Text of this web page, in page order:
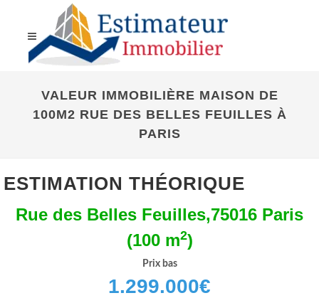
VALEUR IMMOBILIÈRE MAISON DE
100M2 RUE DES BELLES FEUILLES À
PARIS
ESTIMATION THÉORIQUE
Rue des Belles Feuilles,75016 Paris
(100 m2)
Prix bas
1.299.000€